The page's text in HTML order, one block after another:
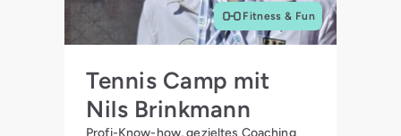
Fitness & Fun
Tennis Camp mit
Nils Brinkmann
Profi-Know-how, gezieltes Coaching